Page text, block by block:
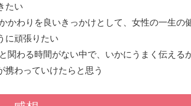
たい
かわりを良いきっかけとして、女性の一生の
に頑張りたい
関わる時間がない中で、いかにうまく伝える
わっていけたらと思う